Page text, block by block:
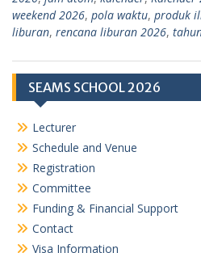
weekend 2026, pola waktu, produk
liburan, rencana liburan 2026,
SEAMS SCHOOL 2026
Lecturer
Schedule and Venue
Registration
Committee
Funding & Financial Support
Contact
Visa Information